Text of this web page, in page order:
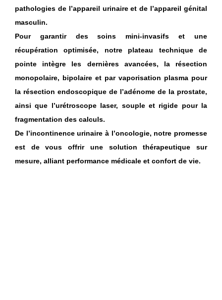
pathologies de l’appareil urinaire et de l’appareil génital
masculin.
Pour garantir des soins mini-invasifs et une
récupération optimisée, notre plateau technique de
pointe intègre les dernières avancées, la résection
monopolaire, bipolaire et par vaporisation plasma pour
la résection endoscopique de l’adénome de la prostate,
ainsi que l’urétroscope laser, souple et rigide pour la
fragmentation des calculs.
De l’incontinence urinaire à l’oncologie, notre promesse
est de vous offrir une solution thérapeutique sur
mesure, alliant performance médicale et confort de vie.